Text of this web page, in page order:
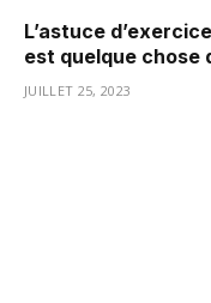
L’astuce
est quelque chose
JUILLET 25, 2023